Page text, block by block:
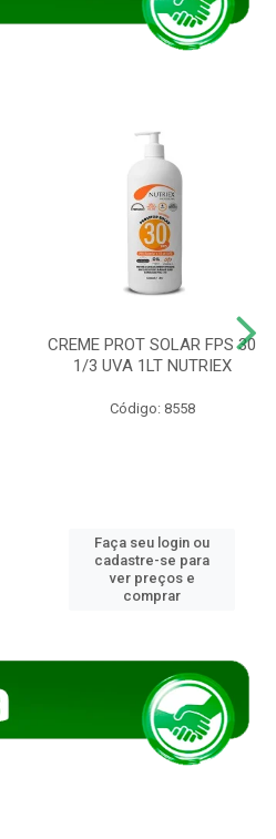
CREME PROT SOLAR FPS 30
1/3 UVA 1LT NUTRIEX
Código: 8558
Faça seu login ou
cadastre-se para
ver preços e
comprar